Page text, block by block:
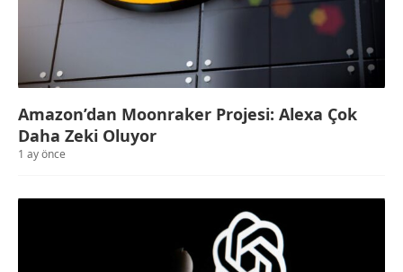
Amazon’dan Moonraker Projesi: Alexa Çok
Daha Zeki Oluyor
1 ay önce